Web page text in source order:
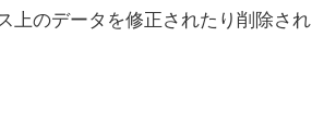
のデータを修正されたり削除され